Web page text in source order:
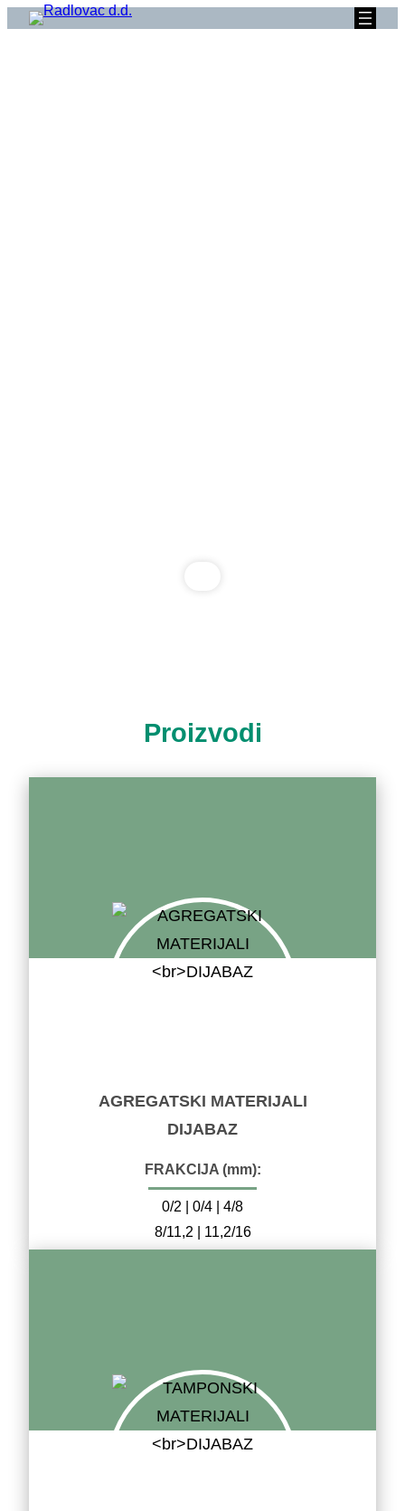
Proizvodi
AGREGATSKI MATERIJALI
DIJABAZ
FRAKCIJA (mm):
0/2 | 0/4 | 4/8
8/11,2 | 11,2/16